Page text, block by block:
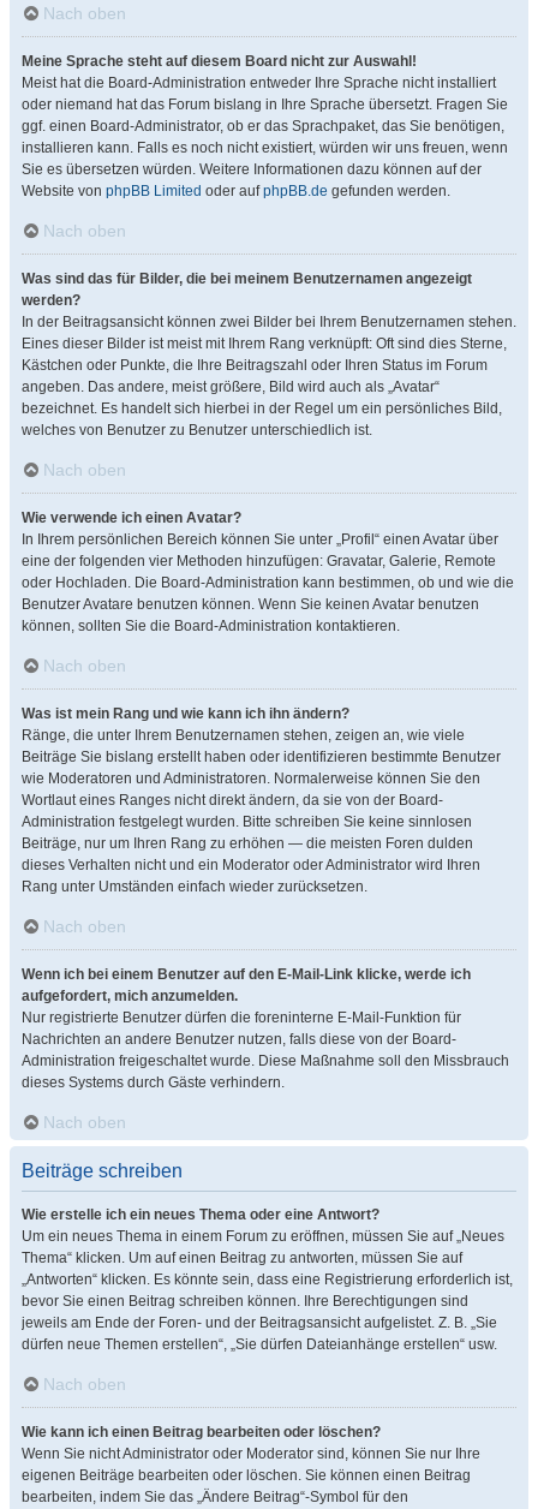
Nach oben
Meine Sprache steht auf diesem Board nicht zur Auswahl!
Meist hat die Board-Administration entweder Ihre Sprache nicht installiert
oder niemand hat das Forum bislang in Ihre Sprache übersetzt. Fragen Sie
ggf. einen Board-Administrator, ob er das Sprachpaket, das Sie benötigen,
installieren kann. Falls es noch nicht existiert, würden wir uns freuen, wenn
Sie es übersetzen würden. Weitere Informationen dazu können auf der
Website von phpBB Limited oder aufphpBB.de gefunden werden.
Nach oben
Was sind das für Bilder, die bei meinem Benutzernamen angezeigt
werden?
In der Beitragsansicht können zwei Bilder bei Ihrem Benutzernamen stehen.
Eines dieser Bilder ist meist mit Ihrem Rang verknüpft: Oft sind dies Sterne,
Kästchen oder Punkte, die Ihre Beitragszahl oder Ihren Status im Forum
angeben. Das andere, meist größere, Bild wird auch als „Avatar“
bezeichnet. Es handelt sich hierbei in der Regel um ein persönliches Bild,
welches von Benutzer zu Benutzer unterschiedlich ist.
Nach oben
Wie verwende ich einen Avatar?
In Ihrem persönlichen Bereich können Sie unter „Profil“ einen Avatar über
eine der folgenden vier Methoden hinzufügen: Gravatar, Galerie, Remote
oder Hochladen. Die Board-Administration kann bestimmen, ob und wie die
Benutzer Avatare benutzen können. Wenn Sie keinen Avatar benutzen
können, sollten Sie die Board-Administration kontaktieren.
Nach oben
Was ist mein Rang und wie kann ich ihn ändern?
Ränge, die unter Ihrem Benutzernamen stehen, zeigen an, wie viele
Beiträge Sie bislang erstellt haben oder identifizieren bestimmte Benutzer
wie Moderatoren und Administratoren. Normalerweise können Sie den
Wortlaut eines Ranges nicht direkt ändern, da sie von der Board-
Administration festgelegt wurden. Bitte schreiben Sie keine sinnlosen
Beiträge, nur um Ihren Rang zu erhöhen — die meisten Foren dulden
dieses Verhalten nicht und ein Moderator oder Administrator wird Ihren
Rang unter Umständen einfach wieder zurücksetzen.
Nach oben
Wenn ich bei einem Benutzer auf den E-Mail-Link klicke, werde ich
aufgefordert, mich anzumelden.
Nur registrierte Benutzer dürfen die foreninterne E-Mail-Funktion für
Nachrichten an andere Benutzer nutzen, falls diese von der Board-
Administration freigeschaltet wurde. Diese Maßnahme soll den Missbrauch
dieses Systems durch Gäste verhindern.
Nach oben
Beiträge schreiben
Wie erstelle ich ein neues Thema oder eine Antwort?
Um ein neues Thema in einem Forum zu eröffnen, müssen Sie auf „Neues
Thema“ klicken. Um auf einen Beitrag zu antworten, müssen Sie auf
„Antworten“ klicken. Es könnte sein, dass eine Registrierung erforderlich ist,
bevor Sie einen Beitrag schreiben können. Ihre Berechtigungen sind
jeweils am Ende der Foren- und der Beitragsansicht aufgelistet. Z. B. „Sie
dürfen neue Themen erstellen“, „Sie dürfen Dateianhänge erstellen“ usw.
Nach oben
Wie kann ich einen Beitrag bearbeiten oder löschen?
Wenn Sie nicht Administrator oder Moderator sind, können Sie nur Ihre
eigenen Beiträge bearbeiten oder löschen. Sie können einen Beitrag
bearbeiten, indem Sie das „Ändere Beitrag“-Symbol für den